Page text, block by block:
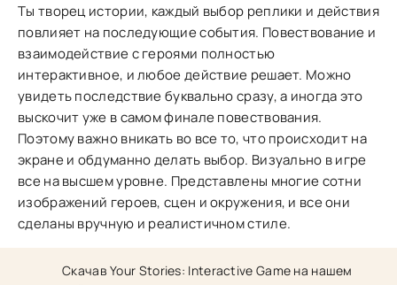
Ты творец истории, каждый выбор реплики и действия
повлияет на последующие события. Повествование и
взаимодействие с героями полностью
интерактивное, и любое действие решает. Можно
увидеть последствие буквально сразу, а иногда это
выскочит уже в самом финале повествования.
Поэтому важно вникать во все то, что происходит на
экране и обдуманно делать выбор. Визуально в игре
все на высшем уровне. Представлены многие сотни
изображений героев, сцен и окружения, и все они
сделаны вручную и реалистичном стиле.
Скачав Your Stories: Interactive Game на нашем